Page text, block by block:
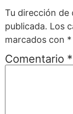
Tu dirección de
publicada. Los
marcados con *
Comentario *